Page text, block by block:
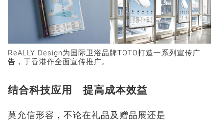
ReALLY Design为国际卫浴品牌TOTO打造一系列宣传广
告，于香港作全面宣传推广。
结合科技应用 提高成本效益
莫允信形容，不论在礼品及赠品展还是